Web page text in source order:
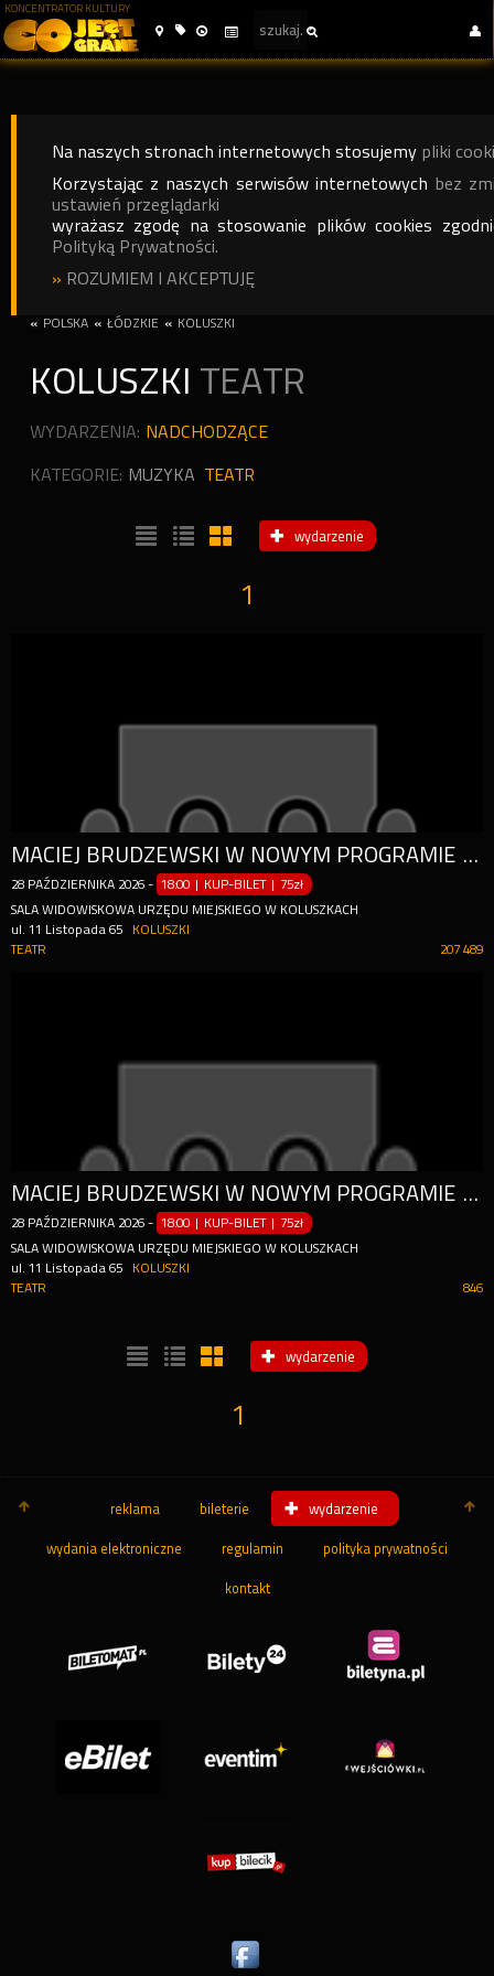
KONCENTRATOR KULTURY
Na naszych stronach internetowych stosujemy pliki
Korzystając z naszych serwisów internetowych bez
ustawień przeglądarki
wyrażasz zgodę na stosowanie plików cookies
Polityką Prywatności.
» ROZUMIEM I AKCEPTUJĘ
« POLSKA « ŁÓDZKIE « KOLUSZKI
KOLUSZKITEATR
WYDARZENIA: NADCHODZĄCE
KATEGORIE: MUZYKA TEATR
wydarzenie
1
MACIEJ BRUDZEWSKI W NOWYM PROGRAMIE "PODAJ DALEJ"
28 PAŹDZIERNIKA 2026 - 18:00 | KUP-BILET | 75zł
SALA WIDOWISKOWA URZĘDU MIEJSKIEGO W KOLUSZKACH
ul. 11 Listopada 65
KOLUSZKI
207 489
TEATR
MACIEJ BRUDZEWSKI W NOWYM PROGRAMIE "PODAJ DALEJ"
28 PAŹDZIERNIKA 2026 - 18:00 | KUP-BILET | 75zł
SALA WIDOWISKOWA URZĘDU MIEJSKIEGO W KOLUSZKACH
ul. 11 Listopada 65
KOLUSZKI
846
TEATR
wydarzenie
1
reklama bileterie wydarzenie
wydania elektroniczne regulamin polityka prywatności
kontakt